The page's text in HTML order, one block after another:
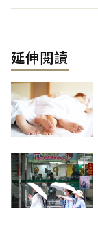
延伸閱讀